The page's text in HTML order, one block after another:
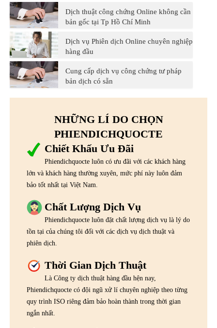
Dịch thuật công chứng Online không cần
bản gốc tại Tp Hồ Chí Minh
Dịch vụ Phiên dịch Online chuyên nghiệp
hàng đầu
Cung cấp dịch vụ công chứng tư pháp
bản dịch có sẵn
NHỮNG LÍ DO CHỌN
PHIENDICHQUOCTE
Chiết Khấu Ưu Đãi
Phiendichquocte luôn có ưu đãi với các khách hàng
lớn và khách hàng thường xuyên, mức phí này luôn đảm
bảo tốt nhất tại Việt Nam.
Chất Lượng Dịch Vụ
Phiendichquocte luôn đặt chất lượng dịch vụ là lý do
tồn tại của chúng tôi đối với các dịch vụ dịch thuật và
phiên dịch.
Thời Gian Dịch Thuật
Là Công ty dịch thuật hàng đầu hện nay,
Phiendichquocte có đội ngũ xử lí chuyên nghiệp theo từng
quy trình ISO riêng đảm bảo hoàn thành trong thời gian
ngắn nhất.